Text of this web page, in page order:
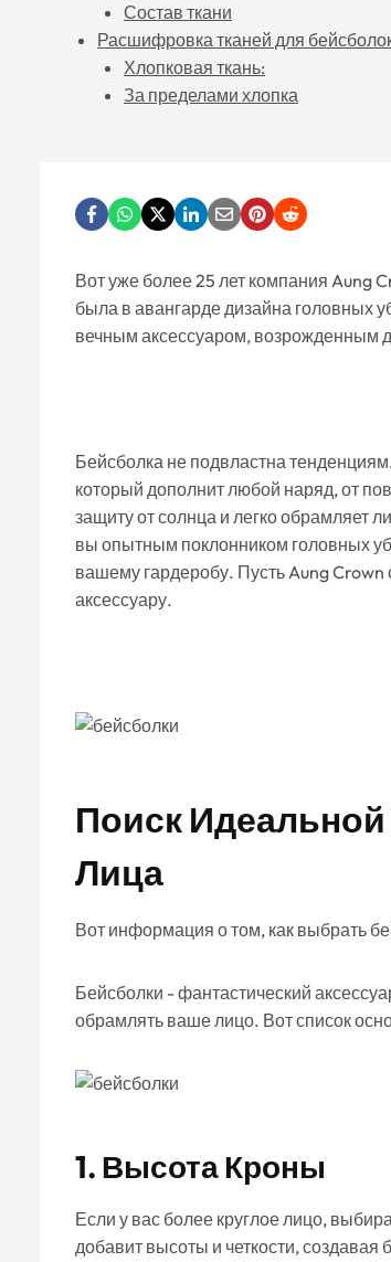
Состав ткани
Расшифровка тканей для
Хлопковая ткань:
За пределами хлопка
Вот уже более 25 лет компания Aung
была в авангарде дизайна головных
вечным аксессуаром, возрожденным
Бейсболка не подвластна
который дополнит любой наряд, от
защиту от солнца и легко обрамляет
вы опытным поклонником головных
вашему гардеробу. Пусть Aung
аксессуару.
Поиск
Лица
Вот информация о том, как выбрать
Бейсболки - фантастический
обрамлять ваше лицо. Вот список
1. Высота Кроны
Если у вас более круглое лицо,
добавит высоты и четкости,